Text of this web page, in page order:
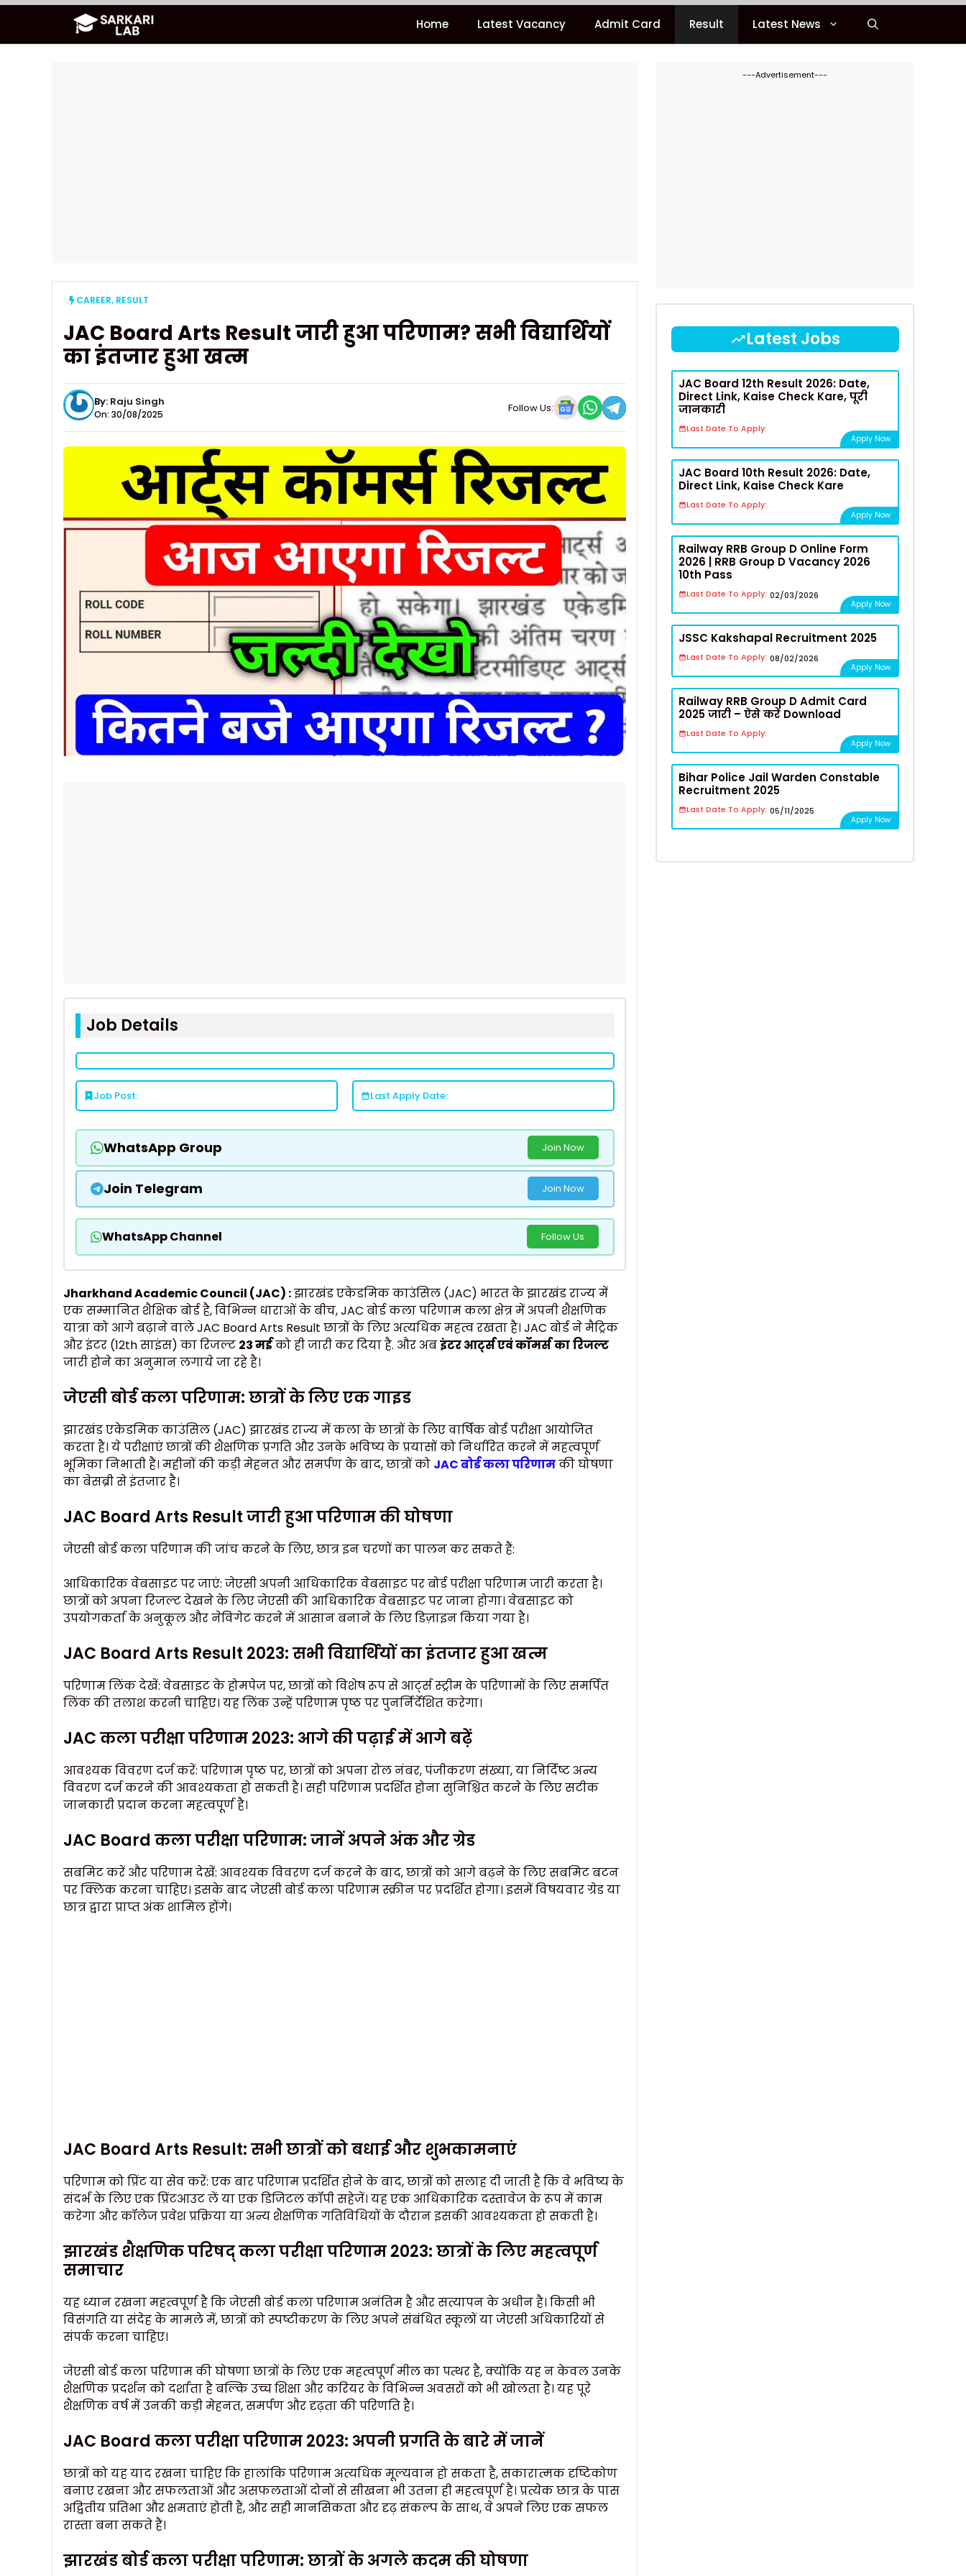
content
Home Latest Vacancy Admit Card Result Latest News
CAREER, RESULT
JAC Board Arts Result जारी हुआ परिणाम? सभी विद्यार्थियों
का इंतजार हुआ खत्म
By: Raju Singh
On: 30/08/2025 Follow Us:
Job Details
Job Post: Last Apply Date:
WhatsApp Group Join Now
Join Telegram Join Now
WhatsApp Channel Follow Us
Jharkhand Academic Council (JAC) :झारखंड एकेडमिक काउंसिल (JAC) भारत के झारखंड राज्य में
एक सम्मानित शैक्षिक बोर्ड है, विभिन्न धाराओं के बीच, JAC बोर्ड कला परिणाम कला क्षेत्र में अपनी शैक्षणिक
यात्रा को आगे बढ़ाने वाले JAC Board Arts Result छात्रों के लिए अत्यधिक महत्व रखता है। JAC बोर्ड ने मैट्रिक
और इंटर (12th साइंस) का रिजल्ट 23 मईको ही जारी कर दिया है. और अबइंटर आर्ट्स एवं कॉमर्सकारिजल्ट
जारी होने का अनुमान लगाये जा रहे है।
जेएसी बोर्ड कला परिणाम: छात्रों के लिए एक गाइड
झारखंड एकेडमिक काउंसिल (JAC) झारखंड राज्य में कला के छात्रों के लिए वार्षिक बोर्ड परीक्षा आयोजित
करता है। ये परीक्षाएं छात्रों की शैक्षणिक प्रगति और उनके भविष्य के प्रयासों को निर्धारित करने में महत्वपूर्ण
भूमिका निभाती हैं। महीनों की कड़ी मेहनत और समर्पण के बाद, छात्रों को JAC बोर्ड कला परिणामकी घोषणा
का बेसब्री से इंतजार है।
JAC Board Arts Result जारी हुआ परिणाम की घोषणा
जेएसी बोर्ड कला परिणाम की जांच करने के लिए, छात्र इन चरणों का पालन कर सकते हैं:
आधिकारिक वेबसाइट पर जाएं: जेएसी अपनी आधिकारिक वेबसाइट पर बोर्ड परीक्षा परिणाम जारी करता है।
छात्रों को अपना रिजल्ट देखने के लिए जेएसी की आधिकारिक वेबसाइट पर जाना होगा। वेबसाइट को
उपयोगकर्ता के अनुकूल और नेविगेट करने में आसान बनाने के लिए डिज़ाइन किया गया है।
JAC Board Arts Result 2023: सभी विद्यार्थियों का इंतजार हुआ खत्म
परिणाम लिंक देखें: वेबसाइट के होमपेज पर, छात्रों को विशेष रूप से आर्ट्स स्ट्रीम के परिणामों के लिए समर्पित
लिंक की तलाश करनी चाहिए। यह लिंक उन्हें परिणाम पृष्ठ पर पुनर्निर्देशित करेगा।
JAC कला परीक्षा परिणाम 2023: आगे की पढ़ाई में आगे बढ़ें
आवश्यक विवरण दर्ज करें: परिणाम पृष्ठ पर, छात्रों को अपना रोल नंबर, पंजीकरण संख्या, या निर्दिष्ट अन्य
विवरण दर्ज करने की आवश्यकता हो सकती है। सही परिणाम प्रदर्शित होना सुनिश्चित करने के लिए सटीक
जानकारी प्रदान करना महत्वपूर्ण है।
JAC Board कला परीक्षा परिणाम: जानें अपने अंक और ग्रेड
सबमिट करें और परिणाम देखें: आवश्यक विवरण दर्ज करने के बाद, छात्रों को आगे बढ़ने के लिए सबमिट बटन
पर क्लिक करना चाहिए। इसके बाद जेएसी बोर्ड कला परिणाम स्क्रीन पर प्रदर्शित होगा। इसमें विषयवार ग्रेड या
छात्र द्वारा प्राप्त अंक शामिल होंगे।
JAC Board Arts Result: सभी छात्रों को बधाई और शुभकामनाएं
परिणाम को प्रिंट या सेव करें: एक बार परिणाम प्रदर्शित होने के बाद, छात्रों को सलाह दी जाती है कि वे भविष्य के
संदर्भ के लिए एक प्रिंटआउट लें या एक डिजिटल कॉपी सहेजें। यह एक आधिकारिक दस्तावेज के रूप में काम
करेगा और कॉलेज प्रवेश प्रक्रिया या अन्य शैक्षणिक गतिविधियों के दौरान इसकी आवश्यकता हो सकती है।
झारखंड शैक्षणिक परिषद् कला परीक्षा परिणाम 2023: छात्रों के लिए महत्वपूर्ण
समाचार
यह ध्यान रखना महत्वपूर्ण है कि जेएसी बोर्ड कला परिणाम अनंतिम है और सत्यापन के अधीन है। किसी भी
विसंगति या संदेह के मामले में, छात्रों को स्पष्टीकरण के लिए अपने संबंधित स्कूलों या जेएसी अधिकारियों से
संपर्क करना चाहिए।
जेएसी बोर्ड कला परिणाम की घोषणा छात्रों के लिए एक महत्वपूर्ण मील का पत्थर है, क्योंकि यह न केवल उनके
शैक्षणिक प्रदर्शन को दर्शाता है बल्कि उच्च शिक्षा और करियर के विभिन्न अवसरों को भी खोलता है। यह पूरे
शैक्षणिक वर्ष में उनकी कड़ी मेहनत, समर्पण और दृढ़ता की परिणति है।
JAC Board कला परीक्षा परिणाम 2023: अपनी प्रगति के बारे में जानें
छात्रों को यह याद रखना चाहिए कि हालांकि परिणाम अत्यधिक मूल्यवान हो सकता है, सकारात्मक दृष्टिकोण
बनाए रखना और सफलताओं और असफलताओं दोनों से सीखना भी उतना ही महत्वपूर्ण है। प्रत्येक छात्र के पास
अद्वितीय प्रतिभा और क्षमताएं होती हैं, और सही मानसिकता और दृढ़ संकल्प के साथ, वे अपने लिए एक सफल
रास्ता बना सकते हैं।
झारखंड बोर्ड कला परीक्षा परिणाम: छात्रों के अगले कदम की घोषणा
---Advertisement---
Latest Jobs
JAC Board 12th Result 2026: Date,
Direct Link, Kaise Check Kare, पूरी
जानकारी
Last Date To Apply:
Apply Now
JAC Board 10th Result 2026: Date,
Direct Link, Kaise Check Kare
Last Date To Apply:
Apply Now
Railway RRB Group D Online Form
2026 | RRB Group D Vacancy 2026
10th Pass
Last Date To Apply: 02/03/2026
Apply Now
JSSC Kakshapal Recruitment 2025
Last Date To Apply: 08/02/2026
Apply Now
Railway RRB Group D Admit Card
2025 जारी – ऐसे करें Download
Last Date To Apply:
Apply Now
Bihar Police Jail Warden Constable
Recruitment 2025
Last Date To Apply: 05/11/2025
Apply Now